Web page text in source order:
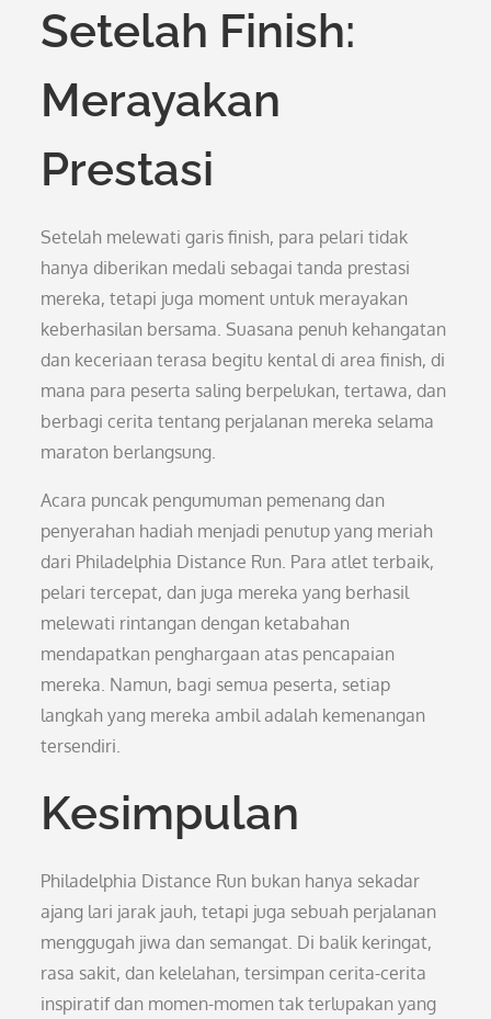
Setelah Finish:
Merayakan
Prestasi
Setelah melewati garis finish, para pelari tidak
hanya diberikan medali sebagai tanda prestasi
mereka, tetapi juga moment untuk merayakan
keberhasilan bersama. Suasana penuh kehangatan
dan keceriaan terasa begitu kental di area finish, di
mana para peserta saling berpelukan, tertawa, dan
berbagi cerita tentang perjalanan mereka selama
maraton berlangsung.
Acara puncak pengumuman pemenang dan
penyerahan hadiah menjadi penutup yang meriah
dari Philadelphia Distance Run. Para atlet terbaik,
pelari tercepat, dan juga mereka yang berhasil
melewati rintangan dengan ketabahan
mendapatkan penghargaan atas pencapaian
mereka. Namun, bagi semua peserta, setiap
langkah yang mereka ambil adalah kemenangan
tersendiri.
Kesimpulan
Philadelphia Distance Run bukan hanya sekadar
ajang lari jarak jauh, tetapi juga sebuah perjalanan
menggugah jiwa dan semangat. Di balik keringat,
rasa sakit, dan kelelahan, tersimpan cerita-cerita
inspiratif dan momen-momen tak terlupakan yang